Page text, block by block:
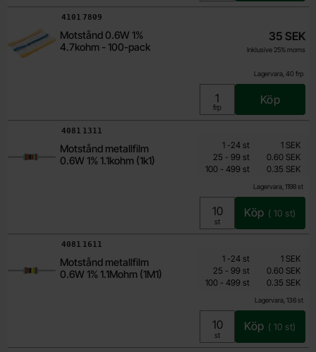
Motstånd 0.6W 1%
4.7kohm - 100-pack
Art. nr
4101 7809
Lagervara, 40 frp
35 SEK
Inklusive 25% moms
Enhet:
frp
Köp
Motstånd metallfilm
0.6W 1% 1.1kohm (1k1)
Art. nr
4081 1311
Lagervara, 1198 st
Från
0.15 SEK
Inklusive 25% moms
Enhet:
st
Köp ( 10 st)
Mängdrabatt
Pris /st
1 -till
24 st
1 SEK
25 - till
99 st
0.60 SEK
100 - till
499 st 0.35 SEK
Motstånd metallfilm
0.6W 1% 1.1Mohm (1M1)
Art. nr
4081 1611
Lagervara, 136 st
Från
0.15 SEK
Inklusive 25% moms
Enhet:
st
Köp ( 10 st)
Mängdrabatt
Pris /st
1 -till
24 st
1 SEK
25 - till
99 st
0.60 SEK
100 - till
499 st 0.35 SEK